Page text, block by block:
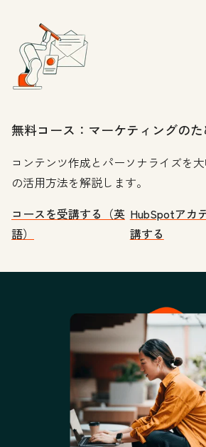
無料コース：マーケティングのた
コンテンツ作成とパーソナライズを
の活用方法を解説します。
コースを受講する（英
語）
HubSpotアカ
講する